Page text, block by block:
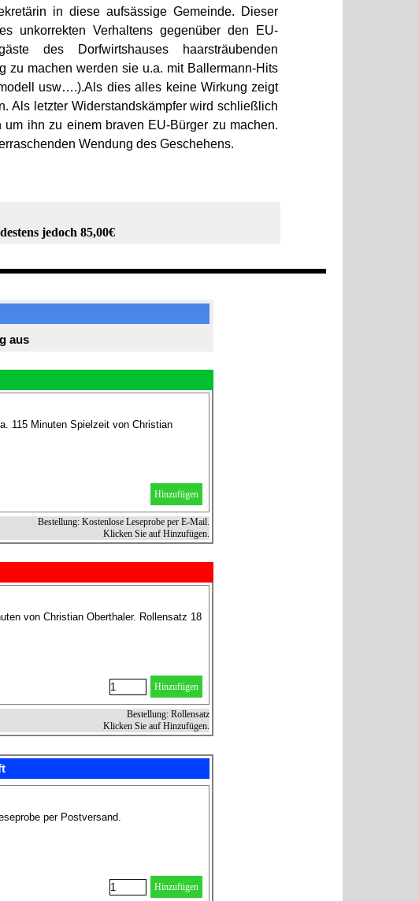
in diese aufsässige Gemeinde. Dieser
unkorrekten Verhaltens gegenüber den EU-
des Dorfwirtshauses haarsträubenden
zu machen werden sie u.a. mit Ballermann-Hits
usw….).Als dies alles keine Wirkung zeigt
Als letzter Widerstandskämpfer wird schließlich
ihn zu einem braven EU-Bürger zu machen.
Wendung des Geschehens.
jedoch 85,00€
aus
115 Minuten Spielzeit von Christian
Hinzufügen
Bestellung: Kostenlose Leseprobe per E-Mail.
Klicken Sie auf Hinzufügen.
von Christian Oberthaler. Rollensatz 18
Hinzufügen
Bestellung: Rollensatz
Klicken Sie auf Hinzufügen.
per Postversand.
Hinzufügen